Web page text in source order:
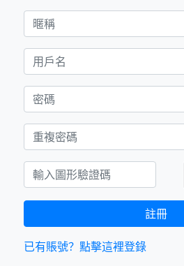
註冊
已有賬號？點擊這裡登錄